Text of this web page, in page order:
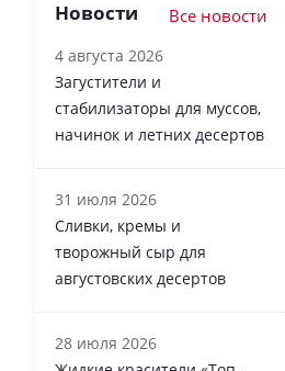
Новости Все новости
4 августа 2026
Загустители и
стабилизаторы для муссов,
начинок и летних десертов
31 июля 2026
Сливки, кремы и
творожный сыр для
августовских десертов
28 июля 2026